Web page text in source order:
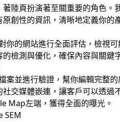
陸頁扮演著至關重要的角色
創性的資訊，清晰地定義你
你的網站進行全面評估，檢視
檢測與優化，確保內容與關鍵
案並進行驗證，幫你編輯完整
交媒體嵌連，讓客戶可以透
Map左端，獲得全面的曝光。